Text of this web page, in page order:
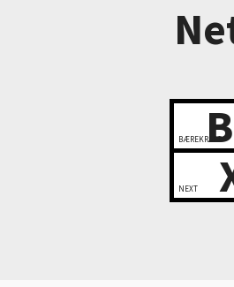
BÆREKRAFT
NEXT